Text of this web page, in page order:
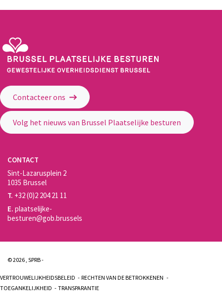
Contacteer ons
Volg het nieuws van Brussel Plaatselijke besturen
CONTACT
Sint-Lazarusplein 2
1035 Brussel
T. +32 (0)2 204 21 11
E. plaatselijke-
besturen@gob.brussels
© 2026 , SPRB -
VERTROUWELIJKHEIDSBELEID
RECHTEN VAN DE BETROKKENEN
TOEGANKELIJKHEID
TRANSPARANTIE